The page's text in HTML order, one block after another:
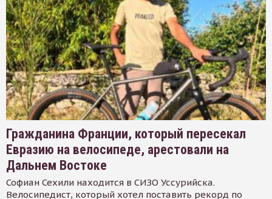
Гражданина Франции, который пересекал
Евразию на велосипеде, арестовали на
Дальнем Востоке
Софиан Сехили находится в СИЗО Уссурийска.
Велосипедист, который хотел поставить рекорд по